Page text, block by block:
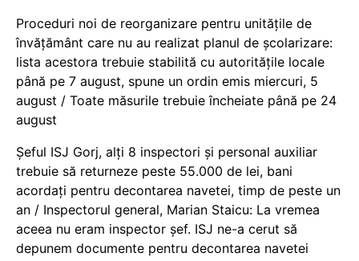
Proceduri noi de reorganizare pentru unitățile de
învățământ care nu au realizat planul de școlarizare:
lista acestora trebuie stabilită cu autoritățile locale
până pe 7 august, spune un ordin emis miercuri, 5
august / Toate măsurile trebuie încheiate până pe 24
august
Șeful ISJ Gorj, alți 8 inspectori și personal auxiliar
trebuie să returneze peste 55.000 de lei, bani
acordați pentru decontarea navetei, timp de peste un
an / Inspectorul general, Marian Staicu: La vremea
aceea nu eram inspector șef. ISJ ne-a cerut să
depunem documente pentru decontarea navetei